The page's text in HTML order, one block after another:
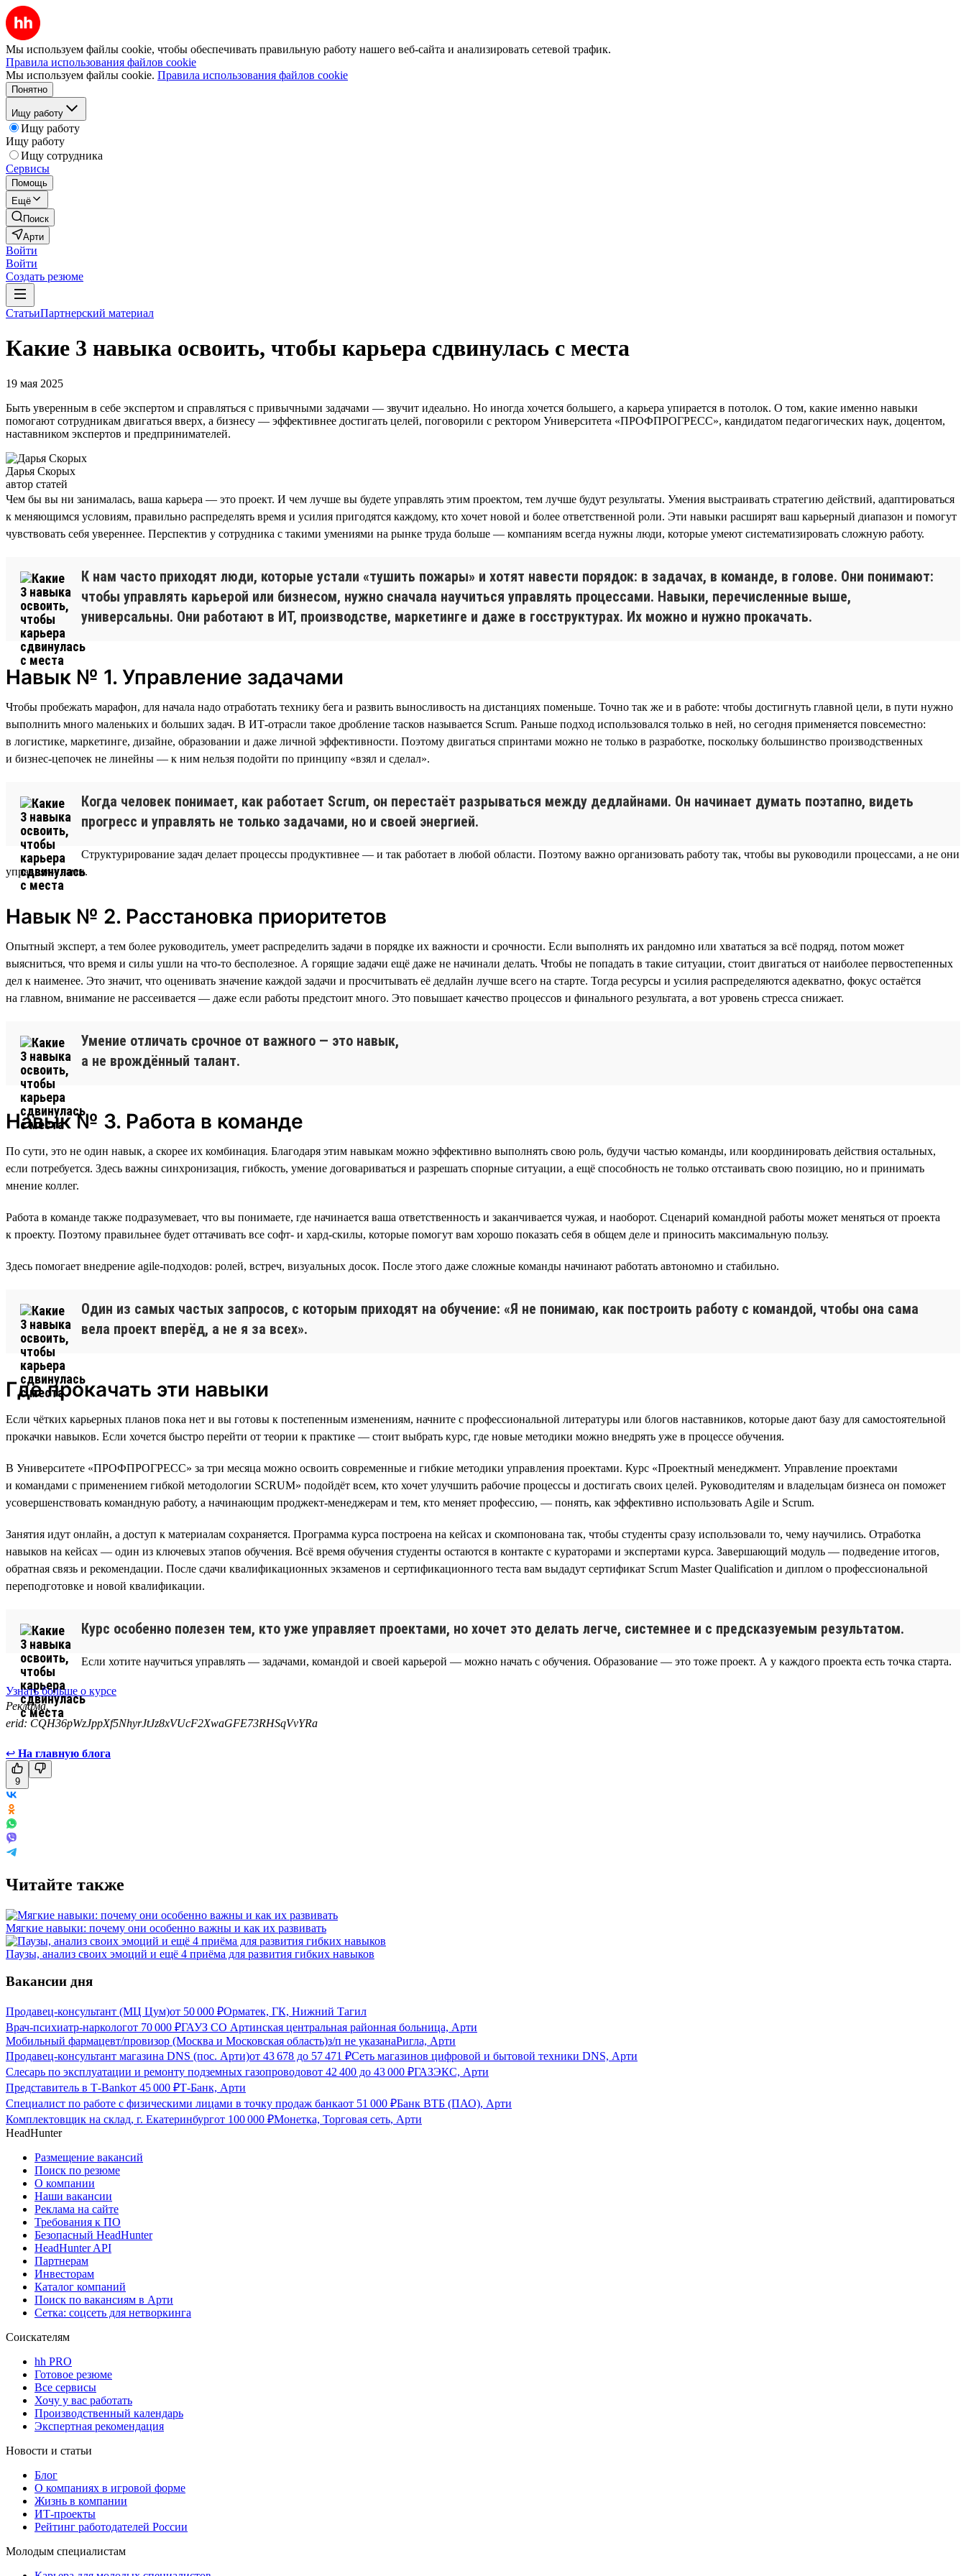
Мы используем файлы cookie, чтобы обеспечивать правильную работу нашего веб-сайта и анализировать сетевой трафик.
Правила использования файлов cookie
Мы используем файлы cookie. Правила использования файлов cookie
Понятно
Ищу работу
Ищу работу
Ищу работу
Ищу сотрудника
Сервисы
Помощь
Ещё
Поиск
Арти
Войти
Войти
Создать резюме
СтатьиПартнерский материал
Какие 3 навыка освоить, чтобы карьера сдвинулась с места
19 мая 2025
Быть уверенным в себе экспертом и справляться с привычными задачами — звучит идеально. Но иногда хочется большего, а карьера упирается в потолок. О том, какие именно навыки
помогают сотрудникам двигаться вверх, а бизнесу — эффективнее достигать целей, поговорили с ректором Университета «ПРОФПРОГРЕСС», кандидатом педагогических наук, доцентом,
наставником экспертов и предпринимателей.
Дарья Скорых
автор статей
Чем бы вы ни занималась, ваша карьера — это проект. И чем лучше вы будете управлять этим проектом, тем лучше будут результаты. Умения выстраивать стратегию действий, адаптироваться
к меняющимся условиям, правильно распределять время и усилия пригодятся каждому, кто хочет новой и более ответственной роли. Эти навыки расширят ваш карьерный диапазон и помогут
чувствовать себя увереннее. Перспектив у сотрудника с такими умениями на рынке труда больше — компаниям всегда нужны люди, которые умеют систематизировать сложную работу.
К нам часто приходят люди, которые устали «тушить пожары» и хотят навести порядок: в задачах, в команде, в голове. Они понимают:
чтобы управлять карьерой или бизнесом, нужно сначала научиться управлять процессами. Навыки, перечисленные выше,
универсальны. Они работают в ИТ, производстве, маркетинге и даже в госструктурах. Их можно и нужно прокачать.
Навык № 1. Управление задачами
Чтобы пробежать марафон, для начала надо отработать технику бега и развить выносливость на дистанциях поменьше. Точно так же и в работе: чтобы достигнуть главной цели, в пути нужно
выполнить много маленьких и больших задач. В ИТ-отрасли такое дробление тасков называется Scrum. Раньше подход использовался только в ней, но сегодня применяется повсеместно:
в логистике, маркетинге, дизайне, образовании и даже личной эффективности. Поэтому двигаться спринтами можно не только в разработке, поскольку большинство производственных
и бизнес-цепочек не линейны — к ним нельзя подойти по принципу «взял и сделал».
Когда человек понимает, как работает Scrum, он перестаёт разрываться между дедлайнами. Он начинает думать поэтапно, видеть
прогресс и управлять не только задачами, но и своей энергией.
Структурирование задач делает процессы продуктивнее — и так работает в любой области. Поэтому важно организовать работу так, чтобы вы руководили процессами, а не они
управляли вами.
Навык № 2. Расстановка приоритетов
Опытный эксперт, а тем более руководитель, умеет распределить задачи в порядке их важности и срочности. Если выполнять их рандомно или хвататься за всё подряд, потом может
выясниться, что время и силы ушли на что-то бесполезное. А горящие задачи ещё даже не начинали делать. Чтобы не попадать в такие ситуации, стоит двигаться от наиболее первостепенных
дел к наименее. Это значит, что оценивать значение каждой задачи и просчитывать её дедлайн лучше всего на старте. Тогда ресурсы и усилия распределяются адекватно, фокус остаётся
на главном, внимание не рассеивается — даже если работы предстоит много. Это повышает качество процессов и финального результата, а вот уровень стресса снижает.
Умение отличать срочное от важного — это навык,
а не врождённый талант.
Навык № 3. Работа в команде
По сути, это не один навык, а скорее их комбинация. Благодаря этим навыкам можно эффективно выполнять свою роль, будучи частью команды, или координировать действия остальных,
если потребуется. Здесь важны синхронизация, гибкость, умение договариваться и разрешать спорные ситуации, а ещё способность не только отстаивать свою позицию, но и принимать
мнение коллег.
Работа в команде также подразумевает, что вы понимаете, где начинается ваша ответственность и заканчивается чужая, и наоборот. Сценарий командной работы может меняться от проекта
к проекту. Поэтому правильнее будет оттачивать все софт- и хард-скилы, которые помогут вам хорошо показать себя в общем деле и приносить максимальную пользу.
Здесь помогает внедрение agile-подходов: ролей, встреч, визуальных досок. После этого даже сложные команды начинают работать автономно и стабильно.
Один из самых частых запросов, с которым приходят на обучение: «Я не понимаю, как построить работу с командой, чтобы она сама
вела проект вперёд, а не я за всех».
Где прокачать эти навыки
Если чётких карьерных планов пока нет и вы готовы к постепенным изменениям, начните с профессиональной литературы или блогов наставников, которые дают базу для самостоятельной
прокачки навыков. Если хочется быстро перейти от теории к практике — стоит выбрать курс, где новые методики можно внедрять уже в процессе обучения.
В Университете «ПРОФПРОГРЕСС» за три месяца можно освоить современные и гибкие методики управления проектами. Курс «Проектный менеджмент. Управление проектами
и командами с применением гибкой методологии SCRUM» подойдёт всем, кто хочет улучшить рабочие процессы и достигать своих целей. Руководителям и владельцам бизнеса он поможет
усовершенствовать командную работу, а начинающим проджект-менеджерам и тем, кто меняет профессию, — понять, как эффективно использовать Agile и Scrum.
Занятия идут онлайн, а доступ к материалам сохраняется. Программа курса построена на кейсах и скомпонована так, чтобы студенты сразу использовали то, чему научились. Отработка
навыков на кейсах — один из ключевых этапов обучения. Всё время обучения студенты остаются в контакте с кураторами и экспертами курса. Завершающий модуль — подведение итогов,
обратная связь и рекомендации. После сдачи квалификационных экзаменов и сертификационного теста вам выдадут сертификат Scrum Master Qualification и диплом о профессиональной
переподготовке и новой квалификации.
Курс особенно полезен тем, кто уже управляет проектами, но хочет это делать легче, системнее и с предсказуемым результатом.
Если хотите научиться управлять — задачами, командой и своей карьерой — можно начать с обучения. Образование — это тоже проект. А у каждого проекта есть точка старта.
Узнать больше о курсе
Реклама.
erid: CQH36pWzJppXf5NhyrJtJz8xVUcF2XwaGFE73RHSqVvYRa
↩ На главную блога
9
Читайте также
Мягкие навыки: почему они особенно важны и как их развивать
Паузы, анализ своих эмоций и ещё 4 приёма для развития гибких навыков
Вакансии дня
Продавец-консультант (МЦ Цум)от 50 000 ₽Орматек, ГК, Нижний Тагил
Врач-психиатр-наркологот 70 000 ₽ГАУЗ СО Артинская центральная районная больница, Арти
Мобильный фармацевт/провизор (Москва и Московская область)з/п не указанаРигла, Арти
Продавец-консультант магазина DNS (пос. Арти)от 43 678 до 57 471 ₽Сеть магазинов цифровой и бытовой техники DNS, Арти
Слесарь по эксплуатации и ремонту подземных газопроводовот 42 400 до 43 000 ₽ГАЗЭКС, Арти
Представитель в Т-Bankот 45 000 ₽Т-Банк, Арти
Специалист по работе с физическими лицами в точку продаж банкаот 51 000 ₽Банк ВТБ (ПАО), Арти
Комплектовщик на склад, г. Екатеринбургот 100 000 ₽Монетка, Торговая сеть, Арти
HeadHunter
Размещение вакансий
Поиск по резюме
О компании
Наши вакансии
Реклама на сайте
Требования к ПО
Безопасный HeadHunter
HeadHunter API
Партнерам
Инвесторам
Каталог компаний
Поиск по вакансиям в Арти
Сетка: соцсеть для нетворкинга
Соискателям
hh PRO
Готовое резюме
Все сервисы
Хочу у вас работать
Производственный календарь
Экспертная рекомендация
Новости и статьи
Блог
О компаниях в игровой форме
Жизнь в компании
ИТ-проекты
Рейтинг работодателей России
Молодым специалистам